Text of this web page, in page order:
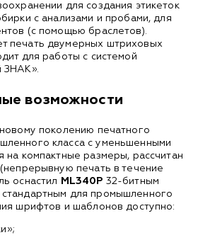
для создания этикеток
с анализами и пробами, для
(с помощью браслетов).
печать двумерных штриховых
для работы с системой
ЗНАК».
возможности
новому поколению печатного
класса с уменьшенными
на компактные размеры, рассчитан
печать в течение
оснастил
ML340P 32-битным
для промышленного
шрифтов и шаблонов доступно: